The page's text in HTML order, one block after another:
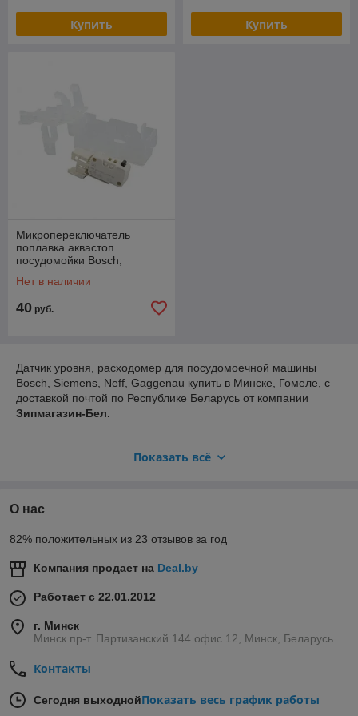
Купить Купить
Микропереключатель
поплавка аквастоп
посудомойки Bosch,
(разборка)
Нет в наличии
40 руб.
Датчик уровня, расходомер для посудомоечной машины
Bosch, Siemens, Neff, Gaggenau купить в Минске, Гомеле, с
доставкой почтой по Республике Беларусь от компании
Зипмагазин-Бел.
33-224 (многоканальный)
около Центрального рынка и тц Секрет, телефон для
справок:+375-33-389-29-03
Показать всё
О нас
82% положительных из 23 отзывов за год
Компания продает на Deal.by
Работает с 22.01.2012
г. Минск
Минск пр-т. Партизанский 144 офис 12, Минск, Беларусь
Контакты
Сегодня выходнойПоказать весь график работы